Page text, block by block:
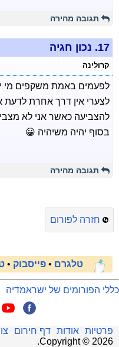
תגובה מהירה
17. נכון חגיה
קרולינה
לפעמים באמת משקפים מי
לצערי אין דרך אחרת לדעת
להצביעה כאשר אני לא
בסוף יהיה משיהיה 😀
תגובה מהירה
חזרה לפורום
טלגרם • פייסבוק •
כללי הפורומים של ישראמדיה
פרטיות אודות דף חירום
Copyright © 2026
.